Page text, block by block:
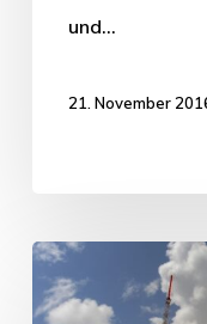
und…
21. November